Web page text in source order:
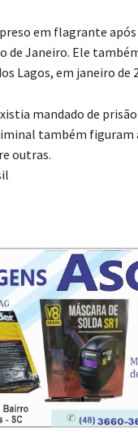
em flagrante
de Janeiro. Ele
Lagos, em janeiro de
mandado de
também
outras.